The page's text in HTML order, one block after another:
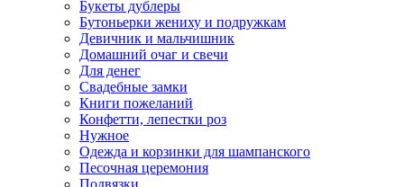
Букеты дублеры
Бутоньерки жениху и подружкам
Девичник и мальчишник
Домашний очаг и свечи
Для денег
Свадебные замки
Книги пожеланий
Конфетти, лепестки роз
Нужное
Одежда и корзинки для шампанского
Песочная церемония
Подвязки